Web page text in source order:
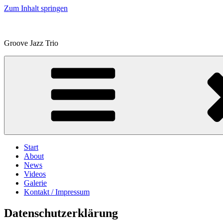
Zum Inhalt springen
Groove Jazz Trio
Start
About
News
Videos
Galerie
Kontakt / Impressum
Datenschutzerklärung